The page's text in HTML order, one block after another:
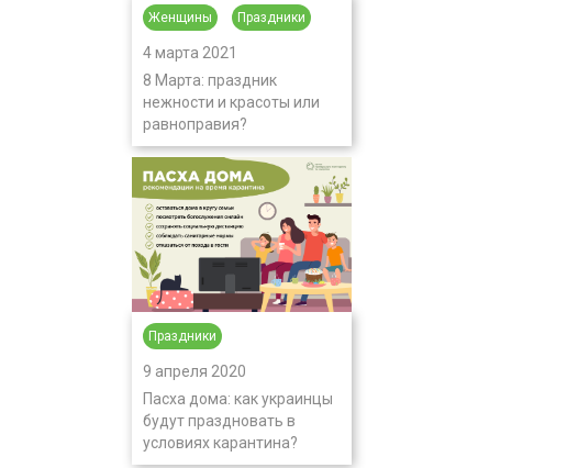
Женщины Праздники
4 марта 2021
8 Марта: праздник
нежности и красоты или
равноправия?
Праздники
9 апреля 2020
Пасха дома: как украинцы
будут праздновать в
условиях карантина?